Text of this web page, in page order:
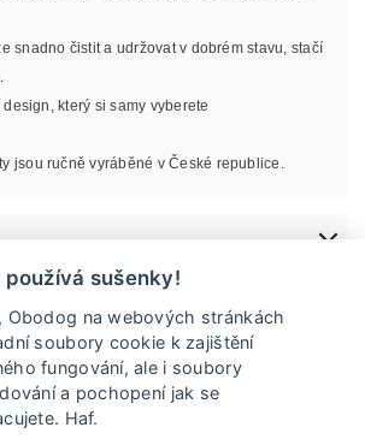
snadno čistit a udržovat v dobrém stavu, stačí
který si samy vyberete
ručně vyráběné v České republice.
používá sušenky!
Obodog na webových stránkách
soubory cookie k zajištění
fungování, ale i soubory
a pochopení jak se
Haf.